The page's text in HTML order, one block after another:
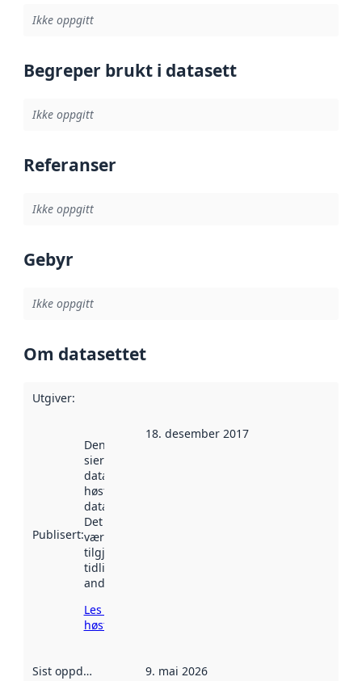
Ikke oppgitt
Begreper brukt i datasett
Ikke oppgitt
Referanser
Ikke oppgitt
Gebyr
Ikke oppgitt
Om datasettet
Utgiver:
Publisert:
Denne datoen
sier når
datasettet ble
høstet av
data.norge.no.
Det kan ha
vært
tilgjengelig
tidligere
andre steder.
Les mer om
høsting her
18. desember 2017
Sist oppdatert 9. mai 2026